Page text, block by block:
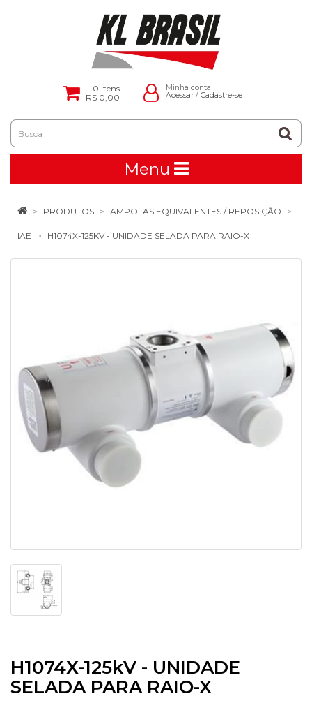
0 Itens
R$ 0,00
Minha conta
Acessar/ Cadastre-se
Menu
PRODUTOS AMPOLAS EQUIVALENTES / REPOSIÇÃO
IAE H1074X-125KV - UNIDADE SELADA PARA RAIO-X
H1074X-125kV - UNIDADE
SELADA PARA RAIO-X